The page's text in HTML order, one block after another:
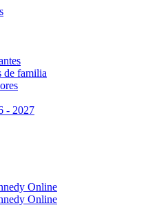
de familia
- 2027